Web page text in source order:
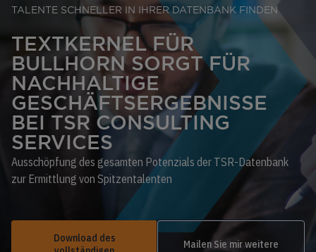
TALENTE SCHNELLER IN IHRER DATENBANK FINDEN
TEXTKERNEL FÜR
BULLHORN SORGT FÜR
NACHHALTIGE
GESCHÄFTSERGEBNISSE
BEI TSR CONSULTING
SERVICES
Ausschöpfung des gesamten Potenzials der TSR-Datenbank
zur Ermittlung von Spitzentalenten
Download des
Mailen Sie mir weitere